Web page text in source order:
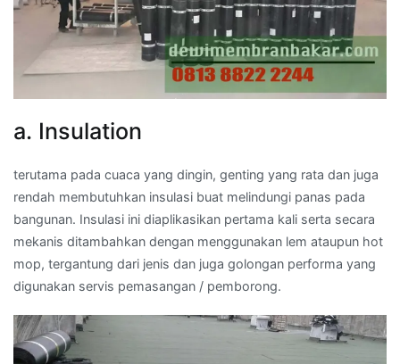
a. Insulation
terutama pada cuaca yang dingin, genting yang rata dan juga
rendah membutuhkan insulasi buat melindungi panas pada
bangunan. Insulasi ini diaplikasikan pertama kali serta secara
mekanis ditambahkan dengan menggunakan lem ataupun hot
mop, tergantung dari jenis dan juga golongan performa yang
digunakan servis pemasangan / pemborong.